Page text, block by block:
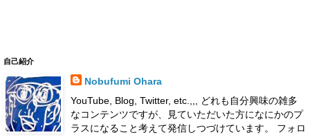
自己紹介
Nobufumi Ohara
YouTube, Blog, Twitter, etc.,,, どれも自分興味の雑多
なコンテンツですが、見ていただいた方になにかのプ
ラスになること考えて発信しつづけています。 フォロ